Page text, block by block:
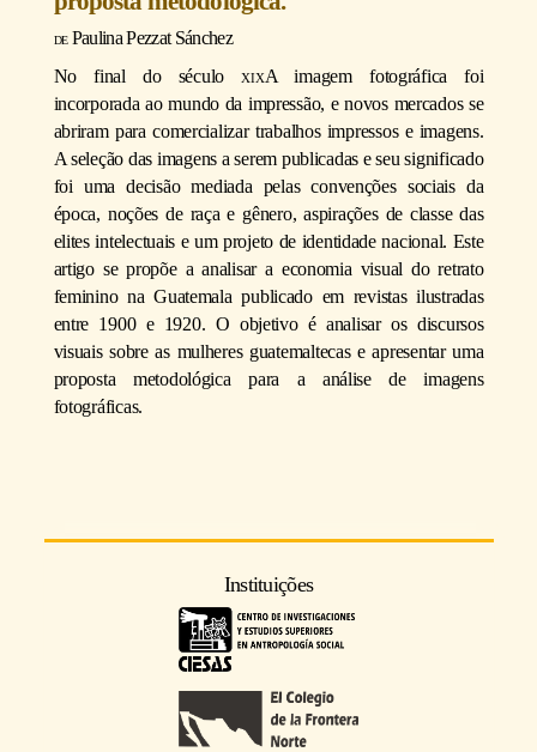
Paulina Pezzat Sánchez
No final do séculoxixA imagem fotográfica foi
incorporada ao mundo da impressão, e novos mercados se
abriram para comercializar trabalhos impressos e imagens.
A seleção das imagens a serem publicadas e seu significado
foi uma decisão mediada pelas convenções sociais da
época, noções de raça e gênero, aspirações de classe das
elites intelectuais e um projeto de identidade nacional. Este
artigo se propõe a analisar a economia visual do retrato
feminino na Guatemala publicado em revistas ilustradas
entre 1900 e 1920. O objetivo é analisar os discursos
visuais sobre as mulheres guatemaltecas e apresentar uma
proposta metodológica para a análise de imagens
fotográficas.
Instituições